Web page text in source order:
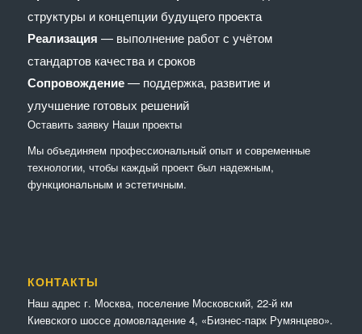
структуры и концепции будущего проекта
Реализация — выполнение работ с учётом
стандартов качества и сроков
Сопровождение— поддержка, развитие и
улучшение готовых решений
Оставить заявку Наши проекты
Мы объединяем профессиональный опыт и современные
технологии, чтобы каждый проект был надежным,
функциональным и эстетичным.
КОНТАКТЫ
Наш адрес г. Москва, поселение Московский, 22-й км
Киевского шоссе домовладение 4, «Бизнес-парк Румянцево».